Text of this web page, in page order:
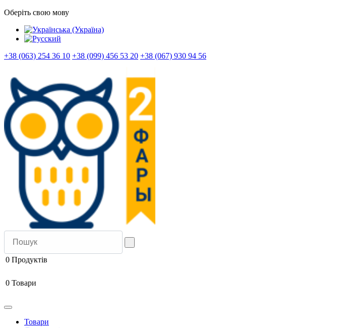
Оберіть свою мову
+38 (063) 254 36 10 +38 (099) 456 53 20 +38 (067) 930 94 56
0 Продуктів
0 Товари
Товари